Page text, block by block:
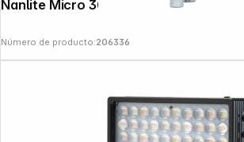
Nanlite Micro 30C Mint Blue
Número de producto:206336